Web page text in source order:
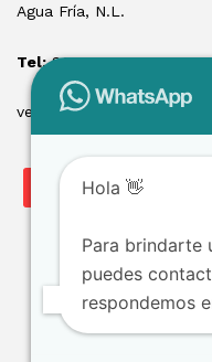
Agua Fría, N.L.
Tel:81 1550 3100
Hola 👋
Para brindarte
puedes
respondemos